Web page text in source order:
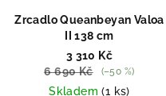
Zrcadlo Queanbeyan Valoa
II 138 cm
3 310 Kč
6 690 Kč
(–50 %)
Skladem(1 ks)